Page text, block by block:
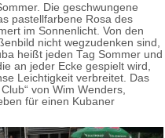
Die geschwungene
pastellfarbene Rosa des
im Sonnenlicht. Von den
nicht wegzudenken sind,
heißt jeden Tag Sommer und
an jeder Ecke gespielt wird,
Leichtigkeit verbreitet. Das
von Wim Wenders,
für einen Kubaner